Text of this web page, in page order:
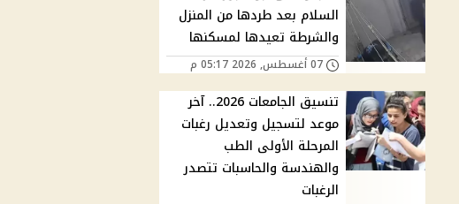
السلام بعد طردها من المنزل
والشرطة تعيدها لمسكنها
07 أغسطس, 2026 05:17 م
تنسيق الجامعات 2026.. آخر
موعد لتسجيل وتعديل رغبات
المرحلة الأولى الطب
والهندسة والحاسبات تتصدر
الرغبات